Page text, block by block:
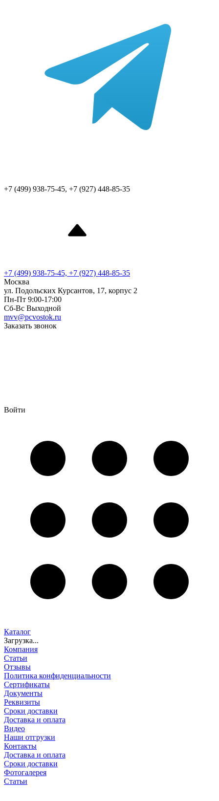
+7 (499) 938-75-45, +7 (927) 448-85-35
+7 (499) 938-75-45, +7 (927) 448-85-35
Москва
ул. Подольских Курсантов, 17, корпус 2
Пн-Пт 9:00-17:00
Сб-Вс Выходной
mvv@pcvostok.ru
Заказать звонок
Войти
Каталог
Загрузка...
Компания
Статьи
Отзывы
Политика конфиденциальности
Сертификаты
Документы
Реквизиты
Сроки доставки
Доставка и оплата
Видео
Наши отгрузки
Контакты
Доставка и оплата
Сроки доставки
Фотогалерея
Статьи